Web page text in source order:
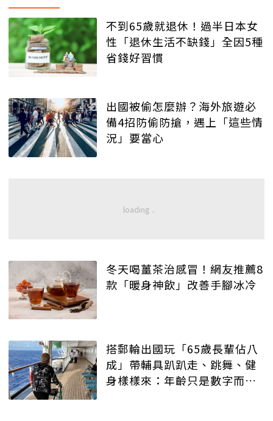
不到65歲就退休！過半日本女
性「退休生活不缺錢」全因5種
省錢好習慣
出國被偷怎麼辦？海外旅遊必
備4招防偷防搶，遇上「這些情
況」要當心
冬天喝薑茶治感冒！網友推薦8
款「暖身神飲」改善手腳冰冷
搭郵輪出國玩「65歲長輩佔八
成」帶輔具趴趴走、跳舞、健
身樣樣來：年齡只是數字而